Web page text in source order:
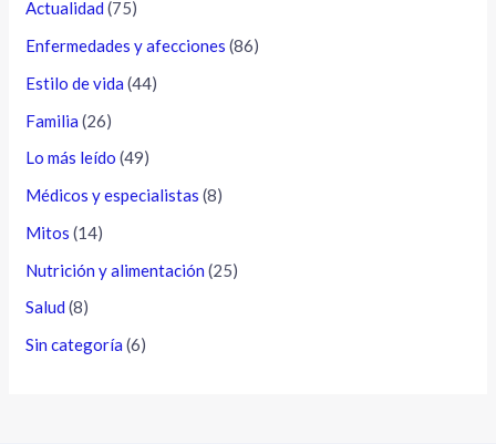
Actualidad (75)
Enfermedades y afecciones (86)
Estilo de vida (44)
Familia (26)
Lo más leído (49)
Médicos y especialistas (8)
Mitos (14)
Nutrición y alimentación (25)
Salud (8)
Sin categoría (6)